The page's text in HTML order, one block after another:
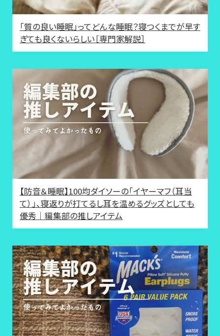
「質の良い睡眠」ってどんな睡眠？寝つくまでが早す
ぎても良くないらしい［専門家解説］
【防音＆睡眠】100均ダイソーの「イヤーマフ（耳当
て）」、寝返りが打てるし耳を温めるグッズとしても
優秀｜編集部の推しアイテム